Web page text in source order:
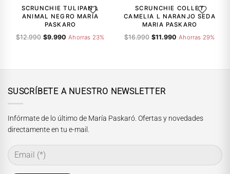
era:
$16.990.
es:
$11.990.
era:
$14.990.
es:
$9.990.
AGREGAR A LA LISTA DE DESEOS
SCRUNCHIE TULIPAN L
ANIMAL NEGRO MARIA
PASKARO
$12.990
El
$9.990
El Ahorras 23%
AGREGAR
SCRUNCHIE COLLET
CAMELIA L NARANJO SEDA
MARIA PASKARO
$16.990
El
$11.990
El
Ahorras 29%
SUSCRÍBETE A NUESTRO NEWSLETTER
Infórmate de lo último de María Paskaró. Ofertas y novedades
directamente en tu e-mail.